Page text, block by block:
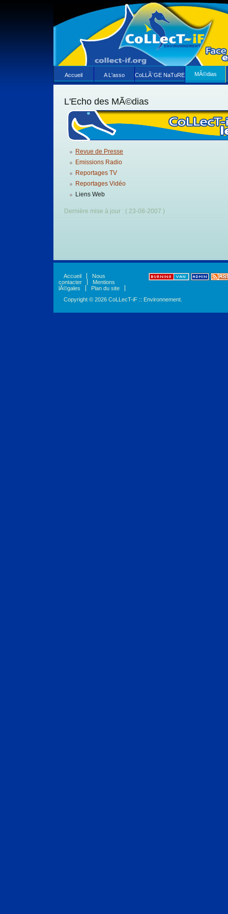
Accueil A L'asso CoLLÃ¨GE NaTuRE MÃ©dias
L'Echo des MÃ©dias
Revue de Presse
Emissions Radio
Reportages TV
Reportages Vidéo
Liens Web
Dernière mise à jour : ( 23-08-2007 )
Accueil
Nous
contacter
Mentions
lÃ©gales
Plan du site
Copyright © 2026 CoLLecT-iF :: Environnement.